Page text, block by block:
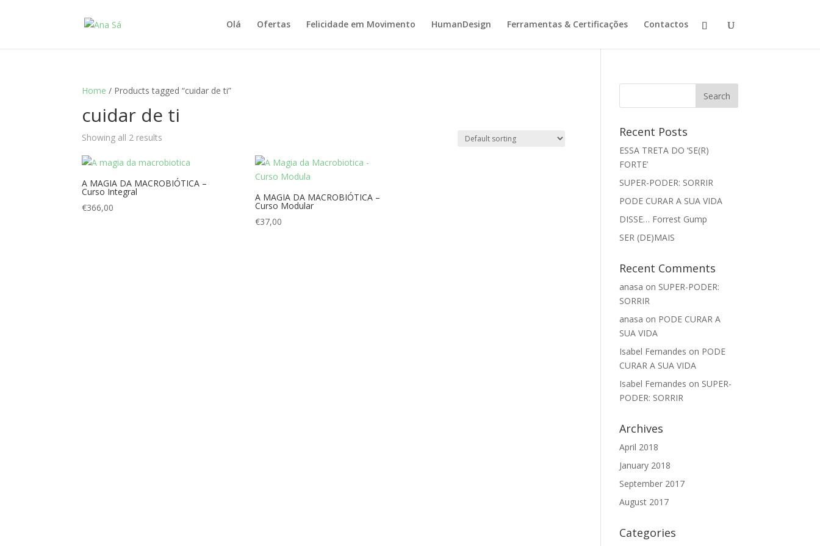
Olá Ofertas Felicidade em Movimento HumanDesign Ferramentas & Certificações Contactos
Home / Products tagged “cuidar de ti”
cuidar de ti
Showing all 2 results
A MAGIA DA MACROBIÓTICA –
Curso Integral
€366,00
A MAGIA DA MACROBIÓTICA –
Curso Modular
€37,00
Recent Posts
ESSA TRETA DO ‘SE(R)
FORTE’
SUPER-PODER: SORRIR
PODE CURAR A SUA VIDA
DISSE… Forrest Gump
SER (DE)MAIS
Recent Comments
anasa on SUPER-PODER:
SORRIR
anasa on PODE CURAR A
SUA VIDA
Isabel Fernandes on PODE
CURAR A SUA VIDA
Isabel Fernandes on SUPER-
PODER: SORRIR
Archives
April 2018
January 2018
September 2017
August 2017
Categories